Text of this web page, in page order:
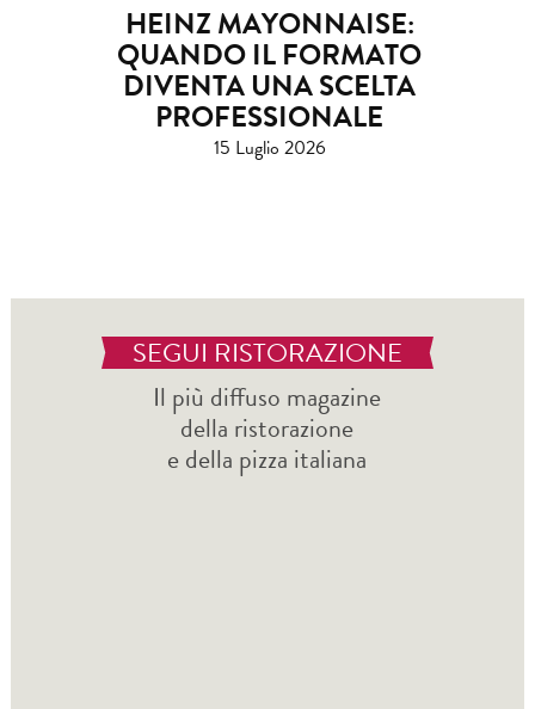
HEINZ MAYONNAISE:
QUANDO IL FORMATO
DIVENTA UNA SCELTA
PROFESSIONALE
15 Luglio 2026
SEGUI RISTORAZIONE
Il più diffuso magazine
della ristorazione
e della pizza italiana